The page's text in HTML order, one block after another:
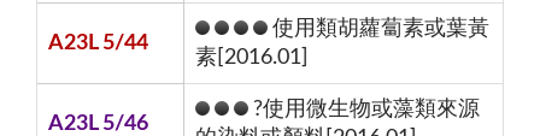
A23L 5/44
使用類胡蘿蔔素或葉黃
素[2016.01]
A23L 5/46
?使用微生物或藻類來源